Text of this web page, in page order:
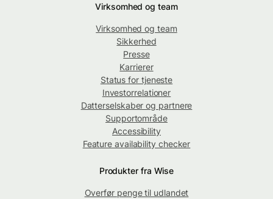
Virksomhed og team
Virksomhed og team
Sikkerhed
Presse
Karrierer
Status for tjeneste
Investorrelationer
Datterselskaber og partnere
Supportområde
Accessibility
Feature availability checker
Produkter fra Wise
Overfør penge til udlandet